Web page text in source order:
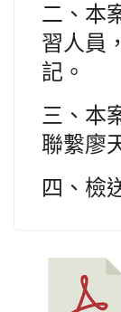
二、本
習人員
記。
三、本
聯繫廖
四、檢